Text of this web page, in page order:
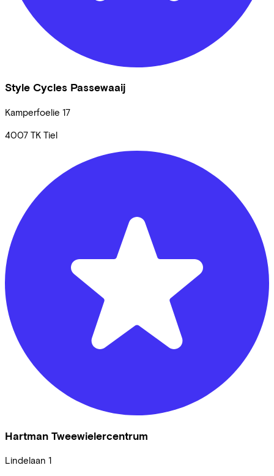
Style Cycles Passewaaij
Kamperfoelie 17
4007 TK Tiel
Hartman Tweewielercentrum
Lindelaan 1